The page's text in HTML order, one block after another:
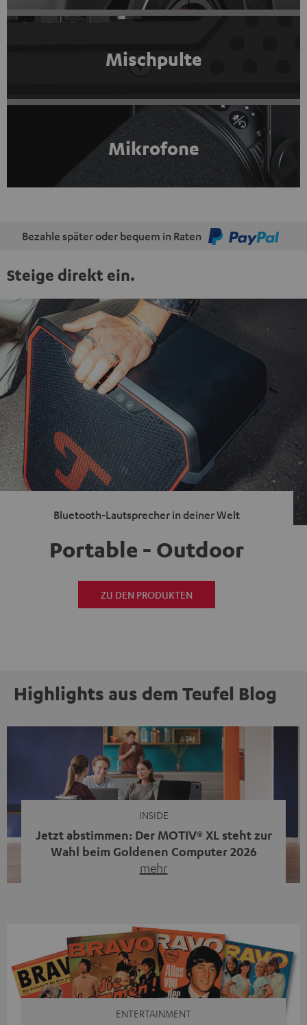
Mischpulte
Mikrofone
Bezahle später oder bequem in Raten
Steige direkt ein.
Bluetooth-Lautsprecher in deiner Welt
Portable - Outdoor
ZU DEN PRODUKTEN
Highlights aus dem Teufel Blog
INSIDE
Jetzt abstimmen: Der MOTIV® XL steht zur
Wahl beim Goldenen Computer 2026
mehr
Streaming-System vereint hochwertige HiFi-Technik,
moderne Streaming-Funktionen und hohe Flexibilität in
einem einzigen Gerät – und zeigt, dass man für großen
Sound heute keine klassische HiFi-Anlage mehr braucht.
ENTERTAINMENT